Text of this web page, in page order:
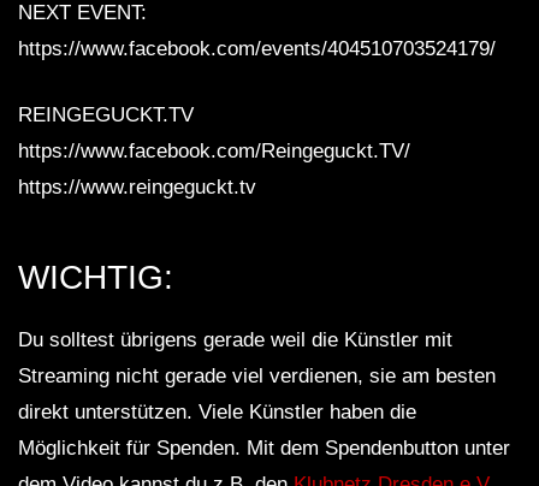
NEXT EVENT:
https://www.facebook.com/events/404510703524179/
REINGEGUCKT.TV
https://www.facebook.com/Reingeguckt.TV/
https://www.reingeguckt.tv
WICHTIG:
Du solltest übrigens gerade weil die Künstler mit
Streaming nicht gerade viel verdienen, sie am besten
direkt unterstützen. Viele Künstler haben die
Möglichkeit für Spenden. Mit dem Spendenbutton unter